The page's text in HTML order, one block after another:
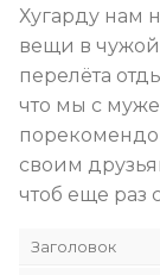
Хугарду нам
вещи в чужой
перелёта
что мы с
своим
чтоб еще раз
Заголовок